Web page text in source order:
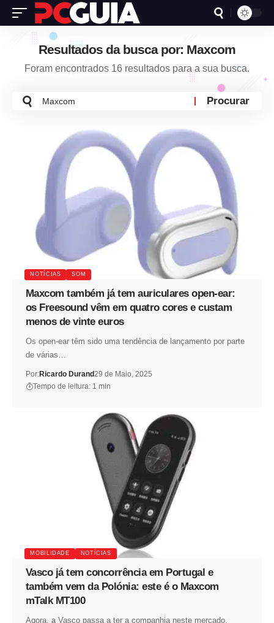
Resultados da busca por: Maxcom
Foram encontrados 16 resultados para a sua busca.
Busca
NOTÍCIAS SOM
Maxcom também já tem auriculares open-ear:
os Freesound vêm em quatro cores e custam
menos de vinte euros
Os open-ear têm sido uma tendência de lançamento por parte
de várias…
Por:Ricardo Durand29 de Maio, 2025
Tempo de leitura: 1 min
MOBILIDADE NOTÍCIAS
Vasco já tem concorrência em Portugal e
também vem da Polónia: este é o Maxcom
mTalk MT100
Agora, a Vasco passa a ter a companhia neste mercado,